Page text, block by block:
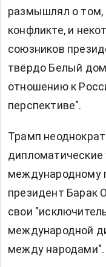
размышлял о том,
конфликте, и
союзников
твёрдо Белый
отношению к
перспективе".
Трамп
дипломатические
международному
президент Барак
свои
международной
между народами".